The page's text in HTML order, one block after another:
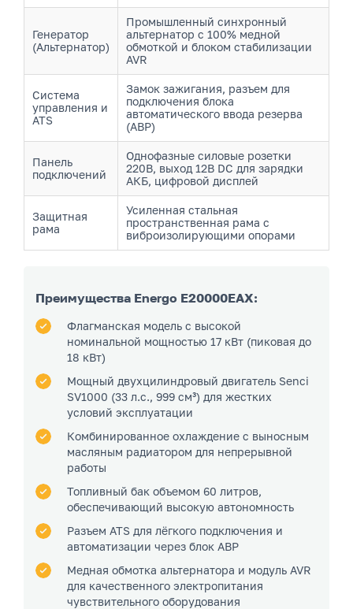
Генератор
(Альтернатор)
Промышленный синхронный
альтернатор с 100% медной
обмоткой и блоком стабилизации
AVR
Система
управления и
ATS
Замок зажигания, разъем для
подключения блока
автоматического ввода резерва
(АВР)
Панель
подключений
Однофазные силовые розетки
220В, выход 12В DC для зарядки
АКБ, цифровой дисплей
Защитная
рама
Усиленная стальная
пространственная рама с
виброизолирующими опорами
Преимущества Energo E20000EAX:
Флагманская модель с высокой
номинальной мощностью 17 кВт (пиковая до
18 кВт)
Мощный двухцилиндровый двигатель Senci
SV1000 (33 л.с., 999 см³) для жестких
условий эксплуатации
Комбинированное охлаждение с выносным
масляным радиатором для непрерывной
работы
Топливный бак объемом 60 литров,
обеспечивающий высокую автономность
Разъем ATS для лёгкого подключения и
автоматизации через блок АВР
Медная обмотка альтернатора и модуль AVR
для качественного электропитания
чувствительного оборудования